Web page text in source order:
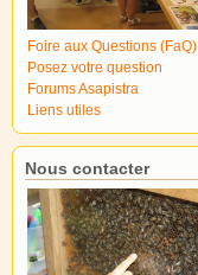
Foire aux Questions (FaQ)
Posez votre question
Forums Asapistra
Liens utiles
Nous contacter